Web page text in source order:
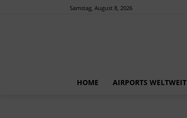
Samstag, August 8, 2026
HOME AIRPORTS WELTWEIT